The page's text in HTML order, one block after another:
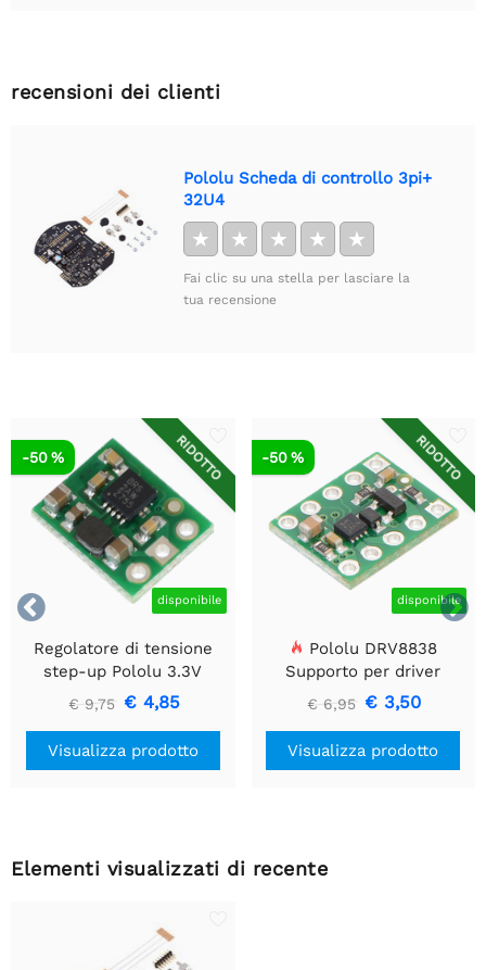
recensioni dei clienti
Pololu Scheda di controllo 3pi+
32U4
★ ★ ★ ★ ★
Fai clic su una stella per lasciare la
tua recensione


RIDOTTO
disponibile
-50 %
Regolatore di tensione
step-up Pololu 3.3V
U1V10F3
€ 9,75 € 4,85
Visualizza prodotto
RIDOTTO
disponibile
-50 %
Pololu DRV8838
Supporto per driver
motore CC a spazzola
singola
€ 6,95 € 3,50
Visualizza prodotto
Elementi visualizzati di recente